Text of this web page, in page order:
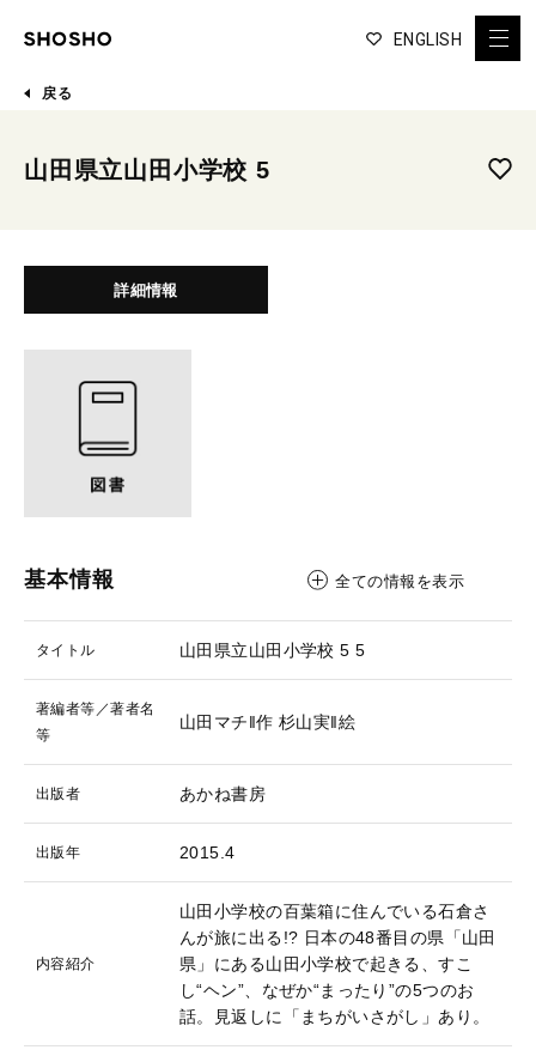
ENGLISH
戻る
山田県立山田小学校 5
詳細情報
基本情報 全ての情報を表示
タイトル 山田県立山田小学校 5 5
著編者等／著者名
等
山田マチ‖作 杉山実‖絵
出版者 あかね書房
出版年 2015.4
内容紹介
山田小学校の百葉箱に住んでいる石倉さ
んが旅に出る!? 日本の48番目の県「山田
県」にある山田小学校で起きる、すこ
し“ヘン”、なぜか“まったり”の5つのお
話。見返しに「まちがいさがし」あり。